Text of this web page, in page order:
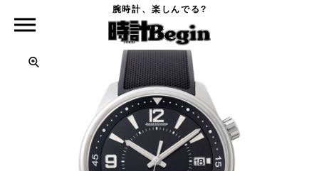
腕時計、楽しんでる?
JAEGER-LECOULTRE ジャガー・ルクルト ポラリス・デイト